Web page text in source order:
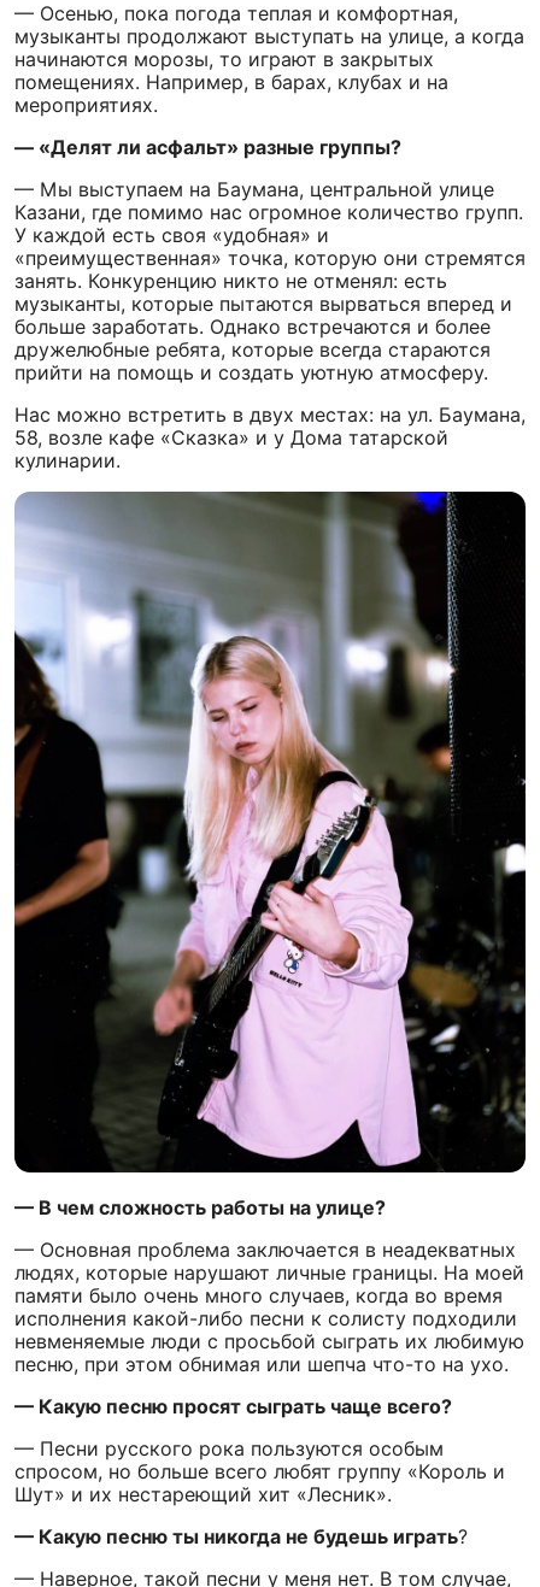
— Осенью, пока погода теплая и комфортная,
музыканты продолжают выступать на улице, а когда
начинаются морозы, то играют в закрытых
помещениях. Например, в барах, клубах и на
мероприятиях.
— «Делят ли асфальт» разные группы?
— Мы выступаем на Баумана, центральной улице
Казани, где помимо нас огромное количество групп.
У каждой есть своя «удобная» и
«преимущественная» точка, которую они стремятся
занять. Конкуренцию никто не отменял: есть
музыканты, которые пытаются вырваться вперед и
больше заработать. Однако встречаются и более
дружелюбные ребята, которые всегда стараются
прийти на помощь и создать уютную атмосферу.
Нас можно встретить в двух местах: на ул. Баумана,
58, возле кафе «Сказка» и у Дома татарской
кулинарии.
— В чем сложность работы на улице?
— Основная проблема заключается в неадекватных
людях, которые нарушают личные границы. На моей
памяти было очень много случаев, когда во время
исполнения какой-либо песни к солисту подходили
невменяемые люди с просьбой сыграть их любимую
песню, при этом обнимая или шепча что-то на ухо.
— Какую песню просят сыграть чаще всего?
— Песни русского рока пользуются особым
спросом, но больше всего любят группу «Король и
Шут» и их нестареющий хит «Лесник».
— Какую песню ты никогда не будешь играть?
— Наверное, такой песни у меня нет. В том случае,